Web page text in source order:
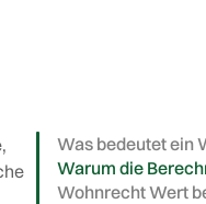
Was bedeutet ein
Warum die
‍Wohnrecht Wert